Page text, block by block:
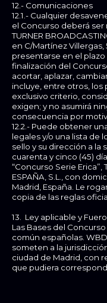
12.- Comunicaciones
12.1.- Cualquier
el Concurso deberá ser
TURNER
en C/Martínez Villergas,
presentarse en el
finalización del
acortar, aplazar,
incluye, entre otros, los
exclusivo criterio,
exigen; y no asumirá
consecuencia por
12.2.- Puede obtener
legales y/o una lista de
sello y su dirección a la
cuarenta y cinco (45)
“Concurso Serie Erica”,
ESPAÑA, S.L., con
Madrid, España. Le
copia de las reglas
13. Ley aplicable y Fuero.
Las Bases del
común españolas.
someten a la
ciudad de Madrid, con
que pudiera